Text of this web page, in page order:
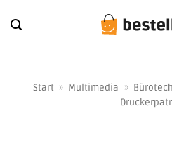
Inhalt
Start » Multimedia »